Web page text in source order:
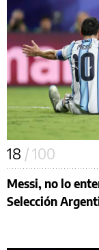
18 / 100
Messi, no lo
Selección